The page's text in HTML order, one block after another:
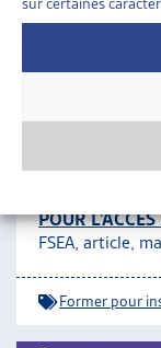
CF,
Compétences
LES
POUR
FSEA, article,
Former pour